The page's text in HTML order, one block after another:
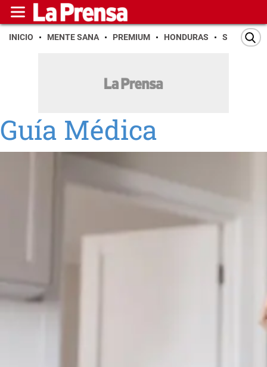
INICIO MENTE SANA PREMIUM HONDURAS SAN PEDRO
Guía Médica